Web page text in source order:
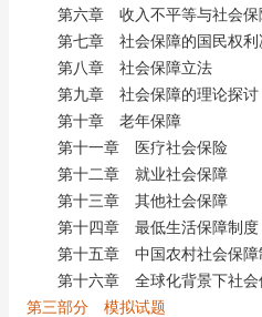
第六章 收入不平等与社会保
第七章 社会保障的国民权利
第八章 社会保障立法
第九章 社会保障的理论探讨
第十章 老年保障
第十一章 医疗社会保险
第十二章 就业社会保障
第十三章 其他社会保障
第十四章 最低生活保障制度
第十五章 中国农村社会保障
第十六章 全球化背景下社会
第三部分 模拟试题